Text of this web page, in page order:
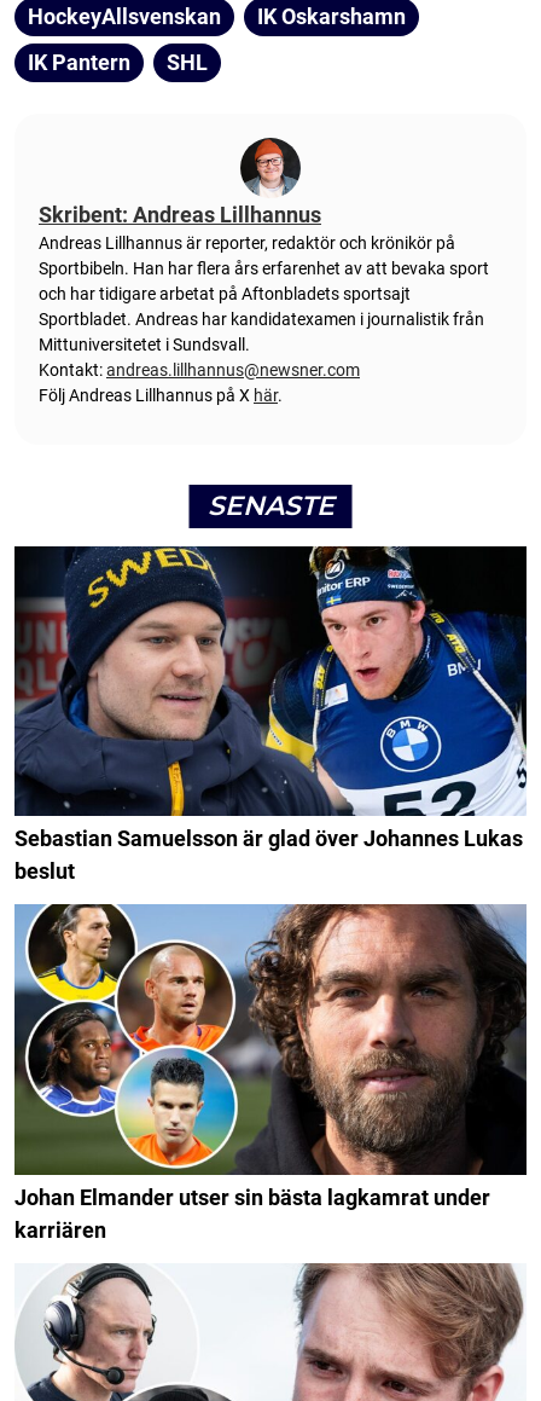
HockeyAllsvenskan
IK Oskarshamn
IK Pantern
SHL
Skribent: Andreas Lillhannus
Andreas Lillhannus är reporter, redaktör och krönikör på
Sportbibeln. Han har flera års erfarenhet av att bevaka sport
och har tidigare arbetat på Aftonbladets sportsajt
Sportbladet. Andreas har kandidatexamen i journalistik från
Mittuniversitetet i Sundsvall.
Kontakt:andreas.lillhannus@newsner.com
Följ Andreas Lillhannus på X här.
SENASTE
Sebastian Samuelsson är glad över Johannes Lukas
beslut
Johan Elmander utser sin bästa lagkamrat under
karriären